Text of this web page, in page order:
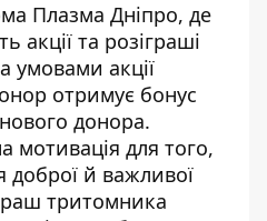
Плазма Дніпро, де
акції та розіграші
умовами акції
отримує бонус
донора.
мотивація для того,
доброї й важливої
тритомника